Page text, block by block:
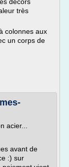
très
colonnes aux
un corps de
acier...
avant de
:) sur